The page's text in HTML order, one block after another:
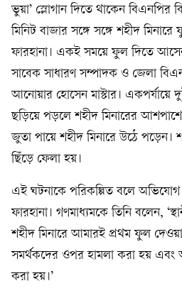
ভুয়া’ স্লোগান দিতে থাকেন বিএনপির
মিনিট বাজার সঙ্গে সঙ্গে শহীদ
ফারহানা। একই সময়ে ফুল দিতে
সাবেক সাধারণ সম্পাদক ও জেলা
আনোয়ার হোসেন মাস্টার। একপর্যায়ে
ছড়িয়ে পড়লে শহীদ মিনারের
জুতা পায়ে শহীদ মিনারে উঠে পড়েন।
ছিঁড়ে ফেলা হয়।
এই ঘটনাকে পরিকল্পিত বলে অভিযোগ
ফারহানা। গণমাধ্যমকে তিনি বলেন,
শহীদ মিনারে আমারই প্রথম ফুল
সমর্থকদের ওপর হামলা করা হয় এবং
করা হয়।’